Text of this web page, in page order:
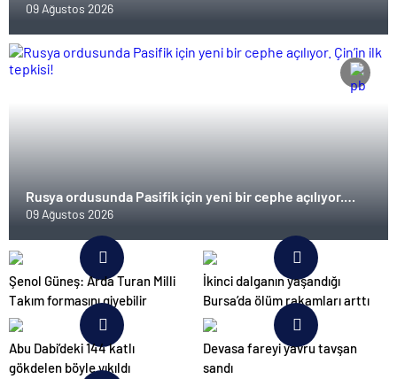
09 Ağustos 2026
Rusya ordusunda Pasifik için yeni bir cephe açılıyor.
Çin’in ilk tepkisi!
09 Ağustos 2026
Şenol Güneş: Arda Turan Milli
Takım formasını giyebilir
İkinci dalganın yaşandığı
Bursa’da ölüm rakamları arttı
Abu Dabi’deki 144 katlı
gökdelen böyle yıkıldı
Devasa fareyi yavru tavşan
sandı